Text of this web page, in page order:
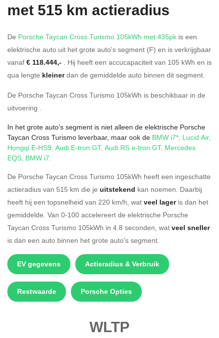
met 515 km actieradius
De Porsche Taycan Cross Turismo 105kWh met 435pk is een
elektrische auto uit het grote auto's segment (F) en is verkrijgbaar
vanaf € 118.444,- . Hij heeft een accucapaciteit van 105 kWh en is
qua lengte kleinerdan de gemiddelde auto binnen dit segment.
De Porsche Taycan Cross Turismo 105kWh is beschikbaar in de
uitvoering .
In het grote auto's segment is niet alleen de elektrische Porsche
Taycan Cross Turismo leverbaar, maar ook de BMW i7*, Lucid Air,
Hongqi E-HS9, Audi E-tron GT, Audi RS e-tron GT, Mercedes
EQS, BMW i7.
De Porsche Taycan Cross Turismo 105kWh heeft een ingeschatte
actieradius van 515 km die je uitstekend kan noemen. Daarbij
heeft hij een topsnelheid van 220 km/h, wat veel lageris dan het
gemiddelde. Van 0-100 accelereert de elektrische Porsche
Taycan Cross Turismo 105kWh in 4.8 seconden, wat veel sneller
is dan een auto binnen het grote auto's segment.
EV gegevens Actieradius & Verbruik
Restwaarde Porsche Opties
WLTP